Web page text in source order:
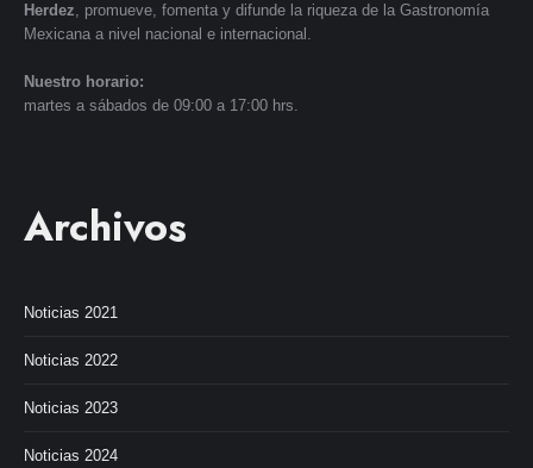
Herdez, promueve, fomenta y difunde la riqueza de la Gastronomía
Mexicana a nivel nacional e internacional.
Nuestro horario:
martes a sábados de 09:00 a 17:00 hrs.
Archivos
Noticias 2021
Noticias 2022
Noticias 2023
Noticias 2024